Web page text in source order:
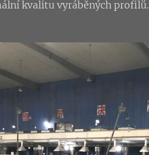
kvalitu vyráběných profilů.